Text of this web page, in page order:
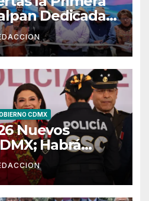
Dedicada
CDMX
Nuevos
Habrá